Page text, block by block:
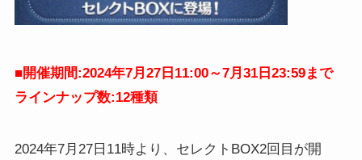
■開催期間:2024年7月27日11:00～7月31日23:59まで
ラインナップ数:12種類
2024年7月27日11時より、セレクトBOX2回目が開